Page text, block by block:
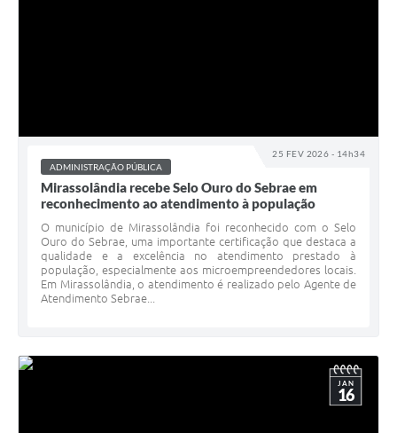
25 FEV 2026 - 14h34
ADMINISTRAÇÃO PÚBLICA
Mirassolândia recebe Selo Ouro do Sebrae em
reconhecimento ao atendimento à população
O município de Mirassolândia foi reconhecido com o Selo
Ouro do Sebrae, uma importante certificação que destaca a
qualidade e a excelência no atendimento prestado à
população, especialmente aos microempreendedores locais.
Em Mirassolândia, o atendimento é realizado pelo Agente de
Atendimento Sebrae...
JAN
16